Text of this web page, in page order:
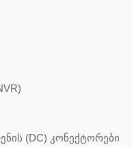
(DC) კონექტორები